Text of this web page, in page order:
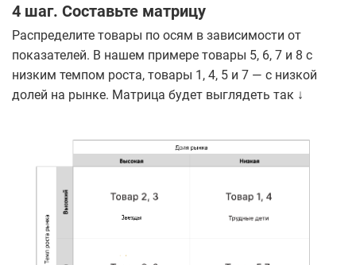
4 шаг. Составьте матрицу
Распределите товары по осям в зависимости от
показателей. В нашем примере товары 5, 6, 7 и 8 с
низким темпом роста, товары 1, 4, 5 и 7 — с низкой
долей на рынке. Матрица будет выглядеть так ↓